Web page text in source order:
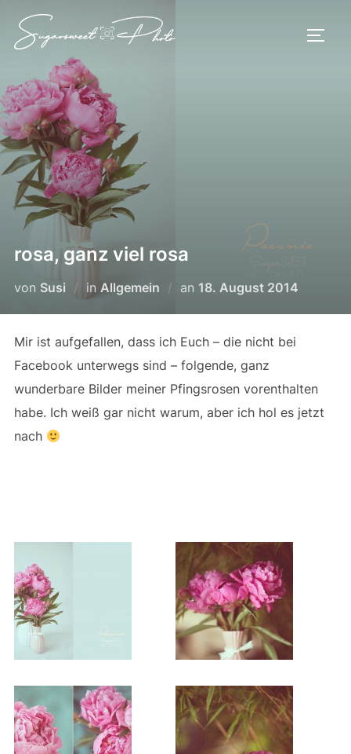
Inhalt
springen
rosa, ganz viel rosa
von Susi in Allgemein an Veröffentlicht
18. August 2014
Mir ist aufgefallen, dass ich Euch – die nicht bei
Facebook unterwegs sind – folgende, ganz
wunderbare Bilder meiner Pfingsrosen vorenthalten
habe. Ich weiß gar nicht warum, aber ich hol es jetzt
nach